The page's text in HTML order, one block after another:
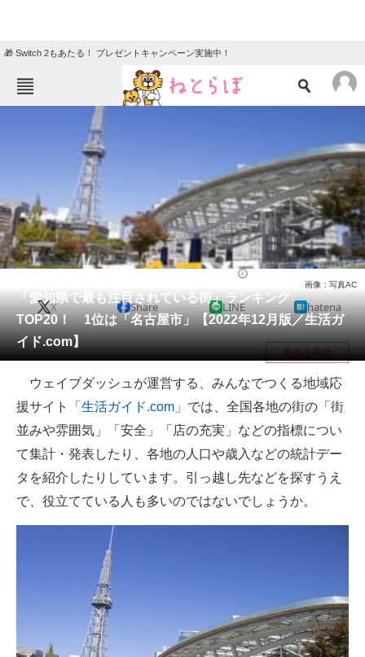
🎁 Switch 2もあたる！ プレゼントキャンペーン実施中！
ねとらぼメニュー
グルメ 地域
住まい 教育・育児
動物 リサーチ
会員記事
メディア
注目記事を集めた総合ページ
ITの今と未来を見通す
スマホと通信の最新トレンド
進化するPCとデバイスの未来
好きが集まる 比べて選べる
ビジネスと働き方のヒント
AI活用のいまが分かる
企業ITのトレンドを詳説
経営リーダーのコミュニティ
「愛知県で最も注目されている街」ランキング
TOP20！ 1位は「名古屋市」【2022年12月版／生活ガ
イド.com】
画像：写真AC
X Share LINE hatena
目次を表示
ウェイブダッシュが運営する、みんなでつくる地域応
援サイト
「生活ガイド.com」 では、全国各地の街の「街
並みや雰囲気」「安全」「店の充実」などの指標につい
て集計・発表したり、各地の人口や歳入などの統計デー
タを紹介したりしています。引っ越し先などを探すうえ
で、役立てている人も多いのではないでしょうか。